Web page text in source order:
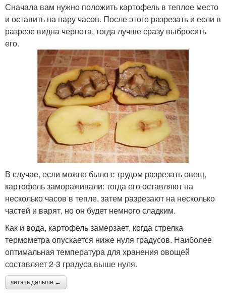
Сначала вам нужно положить картофель в теплое место
и оставить на пару часов. После этого разрезать и если в
разрезе видна чернота, тогда лучше сразу выбросить
его.
В случае, если можно было с трудом разрезать овощ,
картофель замораживали: тогда его оставляют на
несколько часов в тепле, затем разрезают на несколько
частей и варят, но он будет немного сладким.
Как и вода, картофель замерзает, когда стрелка
термометра опускается ниже нуля градусов. Наиболее
оптимальная температура для хранения овощей
составляет 2-3 градуса выше нуля.
читать дальше →